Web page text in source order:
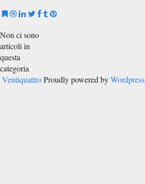
Non ci sono
articoli in
questa
categoria
Ventiquattro Proudly powered byWordpress